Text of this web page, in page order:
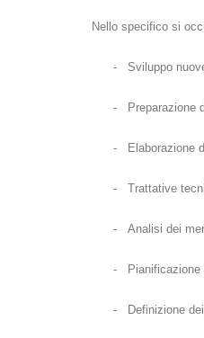
Nello specifico si
- Sviluppo
- Preparazione
- Elaborazione
- Trattative
- Analisi dei
-
- Definizione